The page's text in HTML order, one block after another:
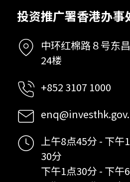
投资推广署香港办事
中环红棉路８号东
24楼
+852 3107 1000
上午8点45分 - 下午
30分
下午1点30分 - 下午